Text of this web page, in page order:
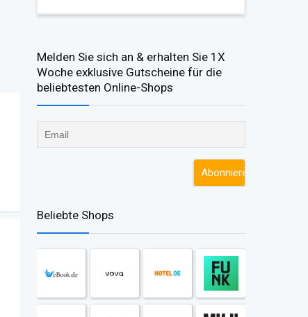
Melden Sie sich an & erhalten Sie 1X
Woche exklusive Gutscheine für die
beliebtesten Online-Shops​
Beliebte Shops